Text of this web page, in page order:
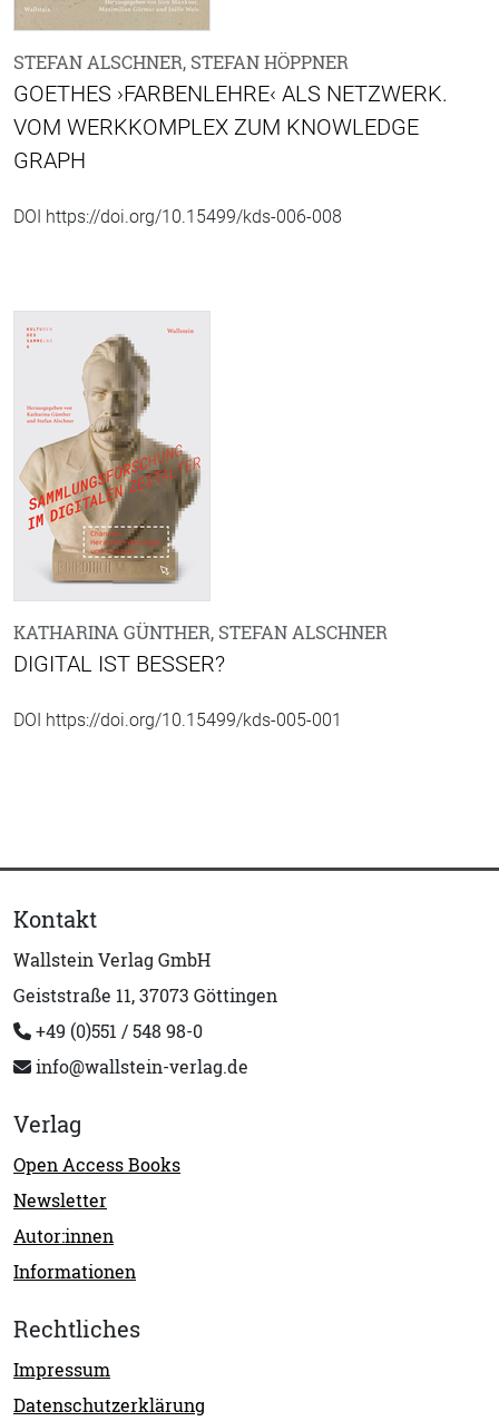
STEFAN ALSCHNER, STEFAN HÖPPNER
GOETHES ›FARBENLEHRE‹ ALS NETZWERK.
VOM WERKKOMPLEX ZUM KNOWLEDGE
GRAPH
DOI https://doi.org/10.15499/kds-006-008
KATHARINA GÜNTHER, STEFAN ALSCHNER
DIGITAL IST BESSER?
DOI https://doi.org/10.15499/kds-005-001
Kontakt
Wallstein Verlag GmbH
Geiststraße 11, 37073 Göttingen
+49 (0)551 / 548 98-0
info@wallstein-verlag.de
Verlag
Open Access Books
Newsletter
Autor:innen
Informationen
Rechtliches
Impressum
Datenschutzerklärung